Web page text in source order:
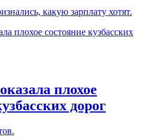
какую зарплату хотят.
плохое
дорог